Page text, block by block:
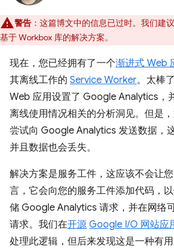
警告 ：这篇博文中的信息已过时。我们建
基于 Workbox 库的解决方案。
现在，您已经拥有了一个渐进式 Web
其离线工作的 Service Worker。太棒
Web 应用设置了 Google Analytics，
离线使用情况相关的分析洞见。但是
尝试向 Google Analytics 发送数据，
并且数据也会丢失。
解决方案是服务工件，这应该不会让
言，它会向您的服务工件添加代码，
储 Google Analytics 请求，并在网络
请求。我们在开源 Google I/O 网站应
处理此逻辑，但后来发现这是一种有